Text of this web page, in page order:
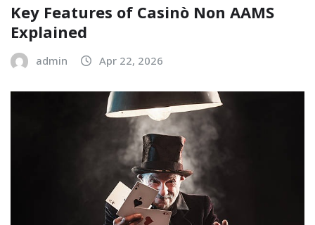
Key Features of Casinò Non AAMS
Explained
admin Apr 22, 2026